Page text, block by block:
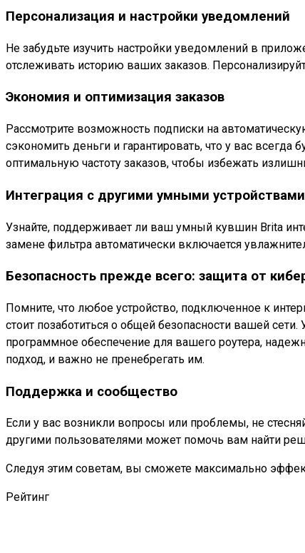
Персонализация и настройки уведомлений
Не забудьте изучить настройки уведомлений в
отслеживать историю ваших заказов.
Экономия и оптимизация заказов
Рассмотрите возможность подписки на
сэкономить деньги и гарантировать, что у вас
оптимальную частоту заказов, чтобы избежать
Интеграция с другими умными устройствами
Узнайте, поддерживает ли ваш умный кувшин Brita
замене фильтра автоматически включается
Безопасность прежде всего: защита от
Помните, что любое устройство, подключенное к
стоит позаботиться о общей безопасности вашей
программное обеспечение для вашего роутера,
подход, и важно не пренебрегать им.
Поддержка и сообщество
Если у вас возникли вопросы или проблемы, не
другими пользователями может помочь вам найти
Следуя этим советам, вы сможете максимально
Рейтинг